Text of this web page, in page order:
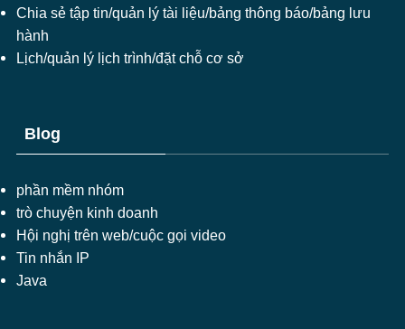
Chia sẻ tập tin/quản lý tài liệu/bảng thông báo/bảng lưu
hành
Lịch/quản lý lịch trình/đặt chỗ cơ sở
Blog
phần mềm nhóm
trò chuyện kinh doanh
Hội nghị trên web/cuộc gọi video
Tin nhắn IP
Java